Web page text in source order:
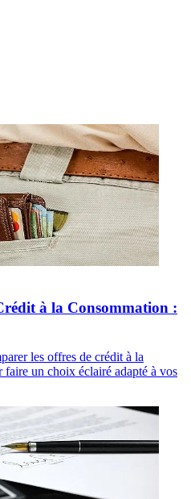
à la Consommation :
les offres de crédit à la
un choix éclairé adapté à vos